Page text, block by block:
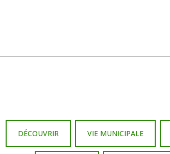
DÉCOUVRIR VIE MUNICIPALE